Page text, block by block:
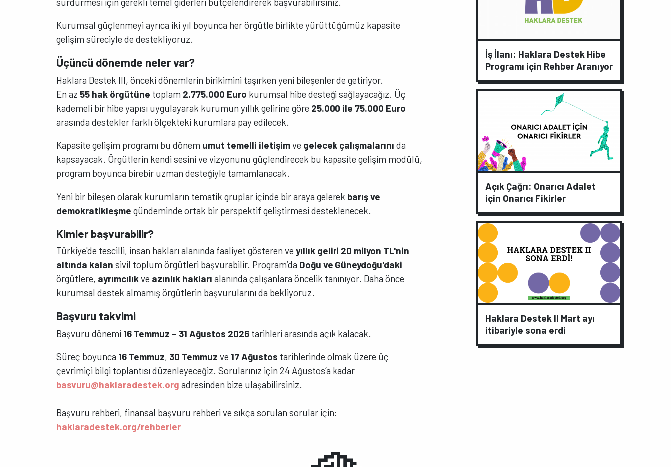
Kurumsal güçlenmeyi ayrıca iki yıl boyunca her örgütle birlikte yürüttüğümüz kapasite
gelişim süreciyle de destekliyoruz.
Üçüncü dönemde neler var?
Haklara Destek III, önceki dönemlerin birikimini taşırken yeni bileşenler de getiriyor.
En az 55 hak örgütüne toplam 2.775.000 Euro kurumsal hibe desteği sağlayacağız. Üç
kademeli bir hibe yapısı uygulayarak kurumun yıllık gelirine göre 25.000 ile 75.000 Euro
arasında destekler farklı ölçekteki kurumlara pay edilecek.
Kapasite gelişim programı bu dönem umut temelli iletişimve gelecek çalışmalarını da
kapsayacak. Örgütlerin kendi sesini ve vizyonunu güçlendirecek bu kapasite gelişim modülü,
program boyunca birebir uzman desteğiyle tamamlanacak.
Yeni bir bileşen olarak kurumların tematik gruplar içinde bir araya gelerek barış ve
demokratikleşme gündeminde ortak bir perspektif geliştirmesi desteklenecek.
Kimler başvurabilir?
Türkiye'de tescilli, insan hakları alanında faaliyet gösteren veyıllık geliri 20 milyon TL'nin
altında kalan sivil toplum örgütleri başvurabilir. Program’da Doğu ve Güneydoğu'daki
örgütlere, ayrımcılık ve azınlık haklarıalanında çalışanlara öncelik tanınıyor. Daha önce
kurumsal destek almamış örgütlerin başvurularını da bekliyoruz.
Başvuru takvimi
Başvuru dönemi 16 Temmuz – 31 Ağustos 2026 tarihleri arasında açık kalacak.
Süreç boyunca 16 Temmuz, 30 Temmuz ve 17 Ağustos tarihlerinde olmak üzere üç
çevrimiçi bilgi toplantısı düzenleyeceğiz. Sorularınız için 24 Ağustos’a kadar
basvuru@haklaradestek.org adresinden bize ulaşabilirsiniz.
Başvuru rehberi, finansal başvuru rehberi ve sıkça sorulan sorular için:
haklaradestek.org/rehberler
İş İlanı: Haklara Destek Hibe
Programı için Rehber Aranıyor
Açık Çağrı: Onarıcı Adalet
için Onarıcı Fikirler
Haklara Destek II Mart ayı
itibariyle sona erdi